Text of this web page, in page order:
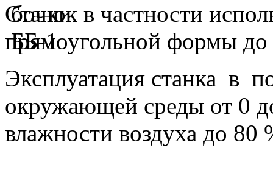
Станок в частности
прямоугольной формы
Эксплуатация станка в
окружающей среды от 0
влажности воздуха до 80